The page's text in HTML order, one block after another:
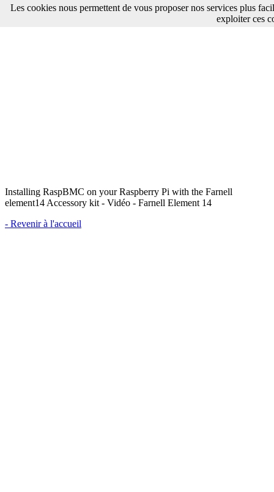
Installing RaspBMC on your Raspberry Pi with the Farnell
element14 Accessory kit - Vidéo - Farnell Element 14
- Revenir à l'accueil
Les cookies nous permettent de vous proposer nos services plus
exploiter ces